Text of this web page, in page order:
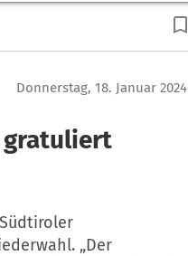
Donnerstag, 18. Januar 2024
gratuliert
„Der